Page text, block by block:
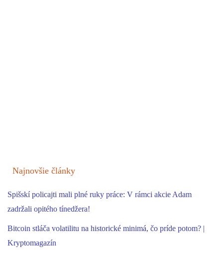
Najnovšie články
Spišskí policajti mali plné ruky práce: V rámci akcie Adam
zadržali opitého tínedžera!
Bitcoin stláča volatilitu na historické minimá, čo príde potom? |
Kryptomagazín